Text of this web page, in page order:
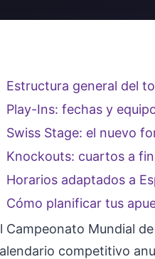
Estructura general del
Play-Ins: fechas y
Swiss Stage: el nuevo
Knockouts: cuartos a
Horarios adaptados a
Cómo planificar tus
Campeonato Mundial
competitivo